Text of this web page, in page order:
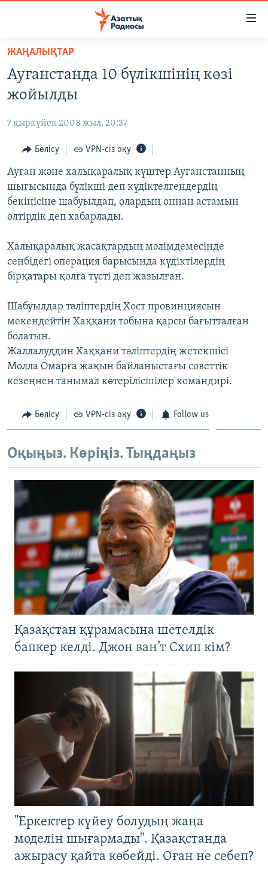
Skip
main
content
to
Navigation
Skip
to
Search
САЯСАТ
ҚАҢТАР ОҚИҒАСЫ
АДАМ ҚҰҚЫҚТАРЫ
ӘЛЕУМЕТ
ӘЛЕМ
АРНАЙЫ ЖОБАЛАР
Русский
ЖАЗЫЛЫҢЫЗ
Басқа тілдерде
ЖАҢАЛЫҚТАР
Ауғанстанда 10 бүлікшінің көзі
жойылды
7 қыркүйек 2008 жыл, 20:37
Бөлісу VPN-сіз оқу
Ауған және халықаралық күштер Ауғанстанның
шығысында бүлікші деп күдіктелгендердің
бекінісіне шабуылдап, олардың оннан астамын
өлтірдік деп хабарлады.
Халықаралық жасақтардың мәлімдемесінде
сенбідегі операция барысында күдіктілердің
бірқатары қолға түсті деп жазылған.
Шабуылдар тәліптердің Хост провинциясын
мекендейтін Хаққани тобына қарсы бағытталған
болатын.
Жаллалуддин Хаққани тәліптердің жетекшісі
Молла Омарға жақын байланыстағы советтік
кезеңнен танымал көтерілісшілер командирі.
Бөлісу VPN-сіз оқу Follow us
Оқыңыз. Көріңіз. Тыңдаңыз
Қазақстан құрамасына шетелдік
бапкер келді. Джон ван’т Схип кім?
"Еркектер күйеу болудың жаңа
моделін шығармады". Қазақстанда
ажырасу қайта көбейді. Оған не себеп?